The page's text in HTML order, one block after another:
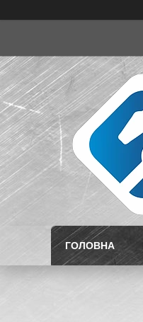
ГОЛОВНА